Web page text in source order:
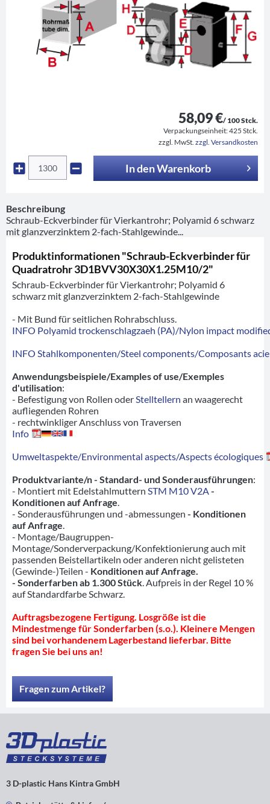
58,09 €/ 100 Stck.
Verpackungseinheit:425 Stck.
zzgl. MwSt. zzgl. Versandkosten
In denWarenkorb
Beschreibung
Schraub-Eckverbinder für Vierkantrohr; Polyamid 6 schwarz
mit glanzverzinktem 2-fach-Stahlgewinde...
Produktinformationen "Schraub-Eckverbinder für
Quadratrohr 3D1BVV30X30X1.25M10/2"
Schraub-Eckverbinder für Vierkantrohr; Polyamid 6
schwarz mit glanzverzinktem 2-fach-Stahlgewinde
- Mit Bund für seitlichen Rohrabschluss.
INFO Polyamid trockenschlagzaeh (PA)/Nylon impact
INFO Stahlkomponenten/Steel components/Composants
Anwendungsbeispiele/Examples of use/Exemples
d'utilisation:
- Befestigung von Rollen oder Stelltellern an waagerecht
aufliegenden Rohren
- rechtwinkliger Anschluss von Traversen
Info
Umweltaspekte/Environmental aspects/Aspects écologiques
Produktvariante/n - Standard- und Sonderausführungen:
- Montiert mit Edelstahlmuttern STM M10 V2A -
Konditionen auf Anfrage
- Sonderausführungen und -abmessungen - Konditionen
auf Anfrage
- Montage/Baugruppen-
Montage/Sonderverpackung/Konfektionierung auch mit
passenden Beistellartikeln oder anderen nicht gelisteten
(Gewinde-)Teilen - Konditionen auf Anfrage.
- Sonderfarben ab 1.300 Stück . Aufpreis in der Regel 10 %
auf Standardfarbe Schwarz.
Auftragsbezogene Fertigung. Losgröße ist die
Mindestmenge für Sonderfarben (s.o.). Kleinere Mengen
sind bei vorhandenem Lagerbestand lieferbar. Bitte
fragen Sie bei uns an!
Fragen zum Artikel?
3 D-plastic Hans Kintra GmbH